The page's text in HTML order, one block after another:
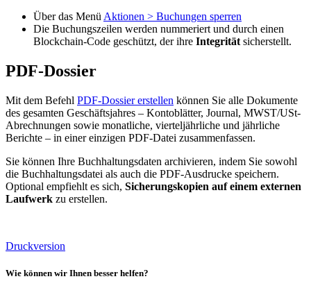
Über das Menü Aktionen > Buchungen sperren
Die Buchungszeilen werden nummeriert und durch einen
Blockchain-Code geschützt, der ihre Integrität sicherstellt.
PDF-Dossier
Mit dem Befehl PDF-Dossier erstellen können Sie alle Dokumente
des gesamten Geschäftsjahres – Kontoblätter, Journal, MWST/USt-
Abrechnungen sowie monatliche, vierteljährliche und jährliche
Berichte – in einer einzigen PDF-Datei zusammenfassen.
Sie können Ihre Buchhaltungsdaten archivieren, indem Sie sowohl
die Buchhaltungsdatei als auch die PDF-Ausdrucke speichern.
Optional empfiehlt es sich, Sicherungskopien auf einem externen
Laufwerk zu erstellen.
Druckversion
Wie können wir Ihnen besser helfen?